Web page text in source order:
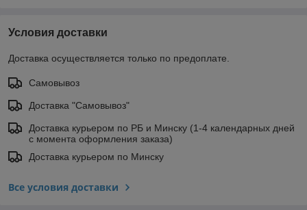
Условия доставки
Доставка осуществляется только по предоплате.
Самовывоз
Доставка "Самовывоз"
Доставка курьером по РБ и Минску (1-4 календарных дней
с момента оформления заказа)
Доставка курьером по Минску
Все условия доставки